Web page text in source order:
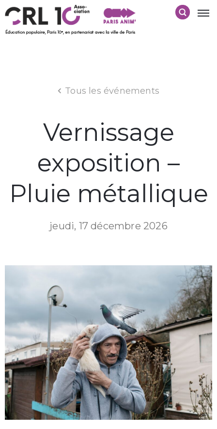
Tous les événements
Vernissage
exposition –
Pluie métallique
jeudi, 17 décembre 2026